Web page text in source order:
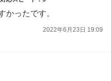
かったです。
2022年6月23日 19:09